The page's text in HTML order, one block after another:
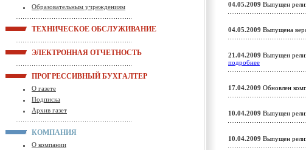
Образовательным учреждениям
ТЕХНИЧЕСКОЕ ОБСЛУЖИВАНИЕ
ЭЛЕКТРОННАЯ ОТЧЕТНОСТЬ
ПРОГРЕССИВНЫЙ БУХГАЛТЕР
О газете
Подписка
Архив газет
КОМПАНИЯ
О компании
04.05.2009 Выпущен
04.05.2009 Выпущена
21.04.2009 Выпущен
подробнее
17.04.2009 Обновлен
10.04.2009 Выпущен
10.04.2009 Выпущен